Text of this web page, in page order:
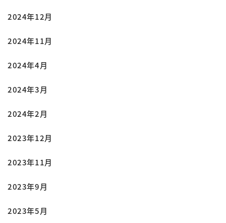
2024年12月
2024年11月
2024年4月
2024年3月
2024年2月
2023年12月
2023年11月
2023年9月
2023年5月